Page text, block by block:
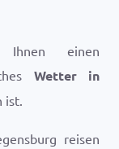
Ihnen einen
Wetter in
ist.
reisen